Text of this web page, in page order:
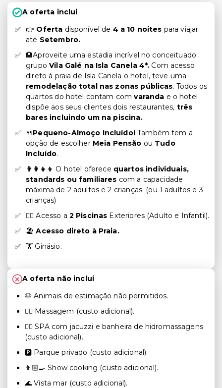
A oferta inclui
👉 Oferta disponível de 4 a 10 noites para viajar
até Setembro.
🏨Aproveite uma estadia incrível no conceituado
grupoVila Galé na Isla Canela 4*. Com acesso
direto à praia de Isla Canela o hotel, teve uma
remodelação total nas zonas públicas. Todos os
quartos do hotel contam comvaranda e o hotel
dispõe aos seus clientes dois restaurantes, três
bares incluindo um na piscina.
🍴Pequeno-Almoço Incluído!Também tem a
opção de escolher Meia Pensão ou Tudo
Incluído.
👨‍👩‍👧‍👦 O hotel oferece quartos individuais,
standards ou familiares com a capacidade
máxima de 2 adultos e 2 crianças. (ou 1 adultos e 3
crianças)
🏊‍♂️ Acesso a 2 Piscinas Exteriores (Adulto e Infantil).
🏖️ Acesso direto à Praia.
🏋 Ginásio.
A oferta não inclui
🐶 Animais de estimação não permitidos.
💆‍♂️ Massagem (custo adicional).
💆‍♂️ SPA com jacuzzi e banheira de hidromassagens
(custo adicional).
🅿️ Parque privado (custo adicional).
👨🏼‍🍳 Show cooking (custo adicional).
🌊 Vista mar (custo adicional).